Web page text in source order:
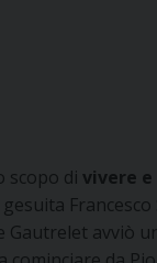
scopo di vivere e
avviò